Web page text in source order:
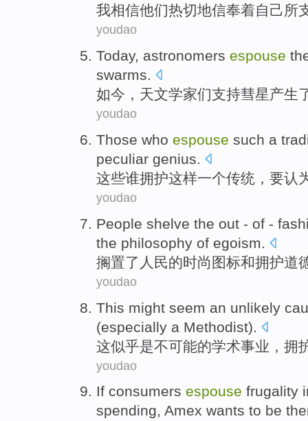
我相信他们热切地信奉着自己所
youdao
Today, astronomers espouse
swarms.
如今 ， 天文学家们支持彗星产生
youdao
Those who espouse such a
peculiar genius.
这些谁拥护这样一个传统 ， 要认
youdao
People shelve the out - of -
the philosophy of egoism.
搁置了 人民的时尚 图标和拥护道
youdao
This might seem an unlikely
(especially a Methodist).
这似乎是不可能的学术事业 ， 拥
youdao
If consumers espouse frugality
spending, Amex wants to be